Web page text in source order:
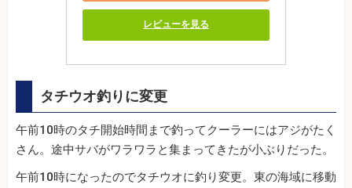
レビューを見る
タチウオ釣りに変更
午前10時のタチ開始時間まで釣ってクーラーにはアジがたく
さん。途中サバがワラワラと集まってきたが小ぶりだった。
午前10時になったのでタチウオに釣り変更。東の海域に移動